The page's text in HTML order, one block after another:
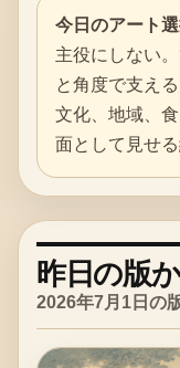
今日のアート
主役にしない
と角度で支え
文化、地域、
面として見せる
昨日の版
2026年7月1日の